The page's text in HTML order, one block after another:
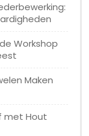
Workshop
Maken
met Hout